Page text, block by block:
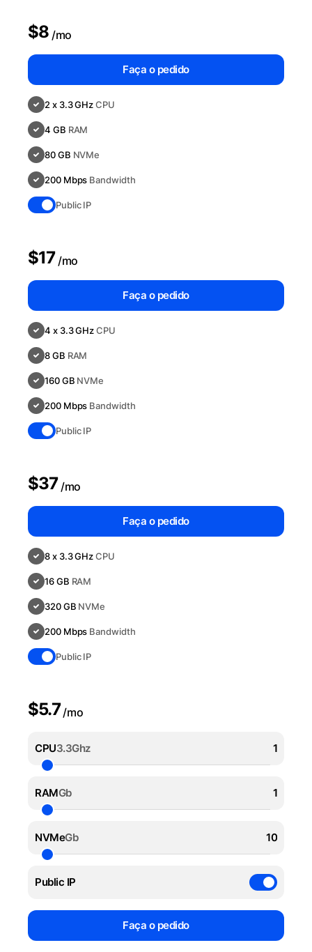
2 x 3.3 GHzCPU
4 GB RAM
80 GB NVMe
200 Mbps Bandwidth
Public IP
$8 /mo
Faça o pedido
4 x 3.3 GHzCPU
8 GB RAM
160 GB NVMe
200 Mbps Bandwidth
Public IP
$17 /mo
Faça o pedido
8 x 3.3 GHzCPU
16 GB RAM
320 GB NVMe
200 Mbps Bandwidth
Public IP
$37 /mo
Faça o pedido
CPU3.3Ghz
RAMGb
NVMeGb
Public IP
$5.7 /mo
Faça o pedido